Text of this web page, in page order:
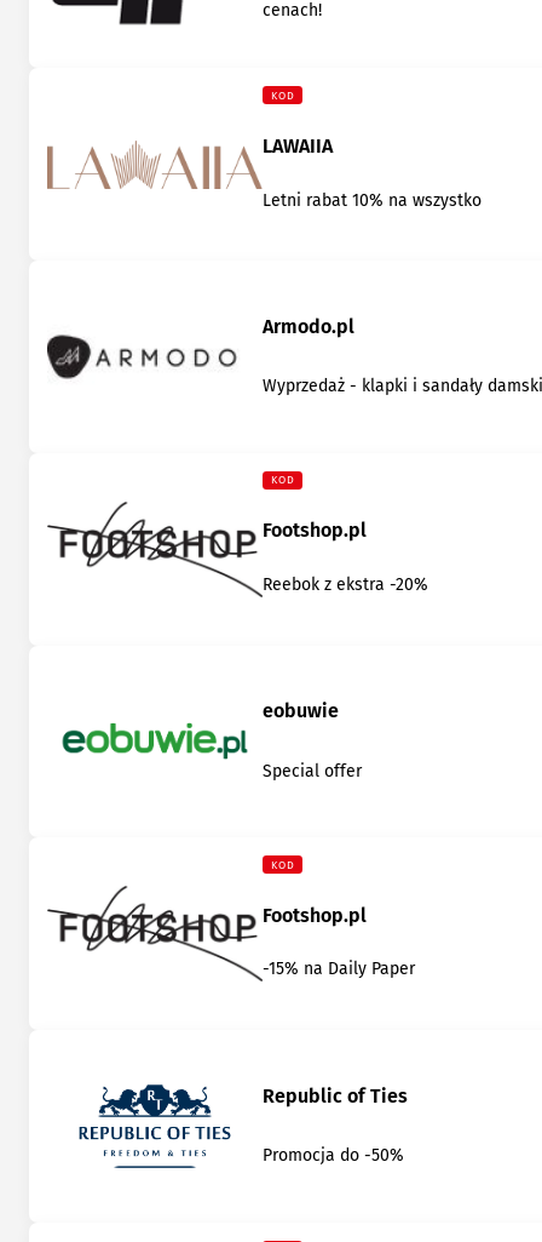
cenach!
KOD
LAWAIIA
Letni rabat 10% na wszystko
Armodo.pl
Wyprzedaż - klapki i sandały
KOD
Footshop.pl
Reebok z ekstra -20%
eobuwie
Special offer
KOD
Footshop.pl
-15% na Daily Paper
Republic of Ties
Promocja do -50%